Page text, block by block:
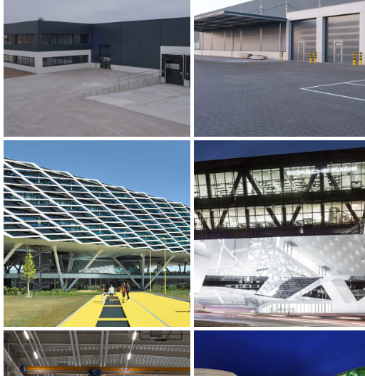
Projekte
Produktionshalle, Felix-
Schulz-Straße, Strausberg
– Brandenburg
Gewerbehalle, Felix-
Schulz-Straße, Strausberg
– Brandenburg
adidas World of Sports
ARENA, Herzogenaurach
Neues Porsche Museum,
Stuttgart-Zuffenhausen